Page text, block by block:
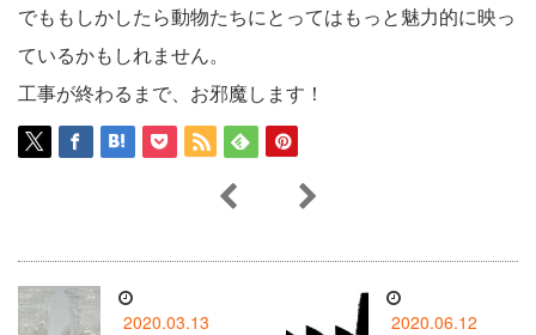
でももしかしたら動物たちにとってはもっと魅力的に映っ
ているかもしれません。
工事が終わるまで、お邪魔します！
2020.03.13 2020.06.12